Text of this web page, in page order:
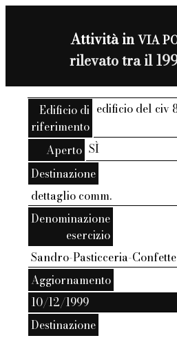
Attività inVIA
rilevato tra il
Edificio di
riferimento
edificio del civ
Aperto SÌ
Destinazione
dettaglio comm.
Denominazione
esercizio
Sandro-Pasticceria-
Aggiornamento
10/12/1999
Destinazione